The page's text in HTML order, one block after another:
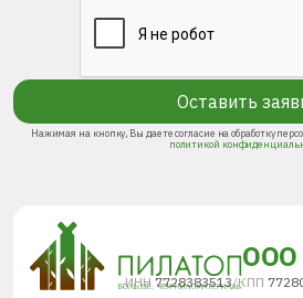
Оставить
Нажимая на кнопку, Вы даете согласие на обработку
политикой
ИНН 7728383513/КПП